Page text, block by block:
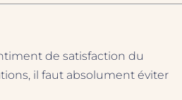
de satisfaction du
il faut absolument éviter